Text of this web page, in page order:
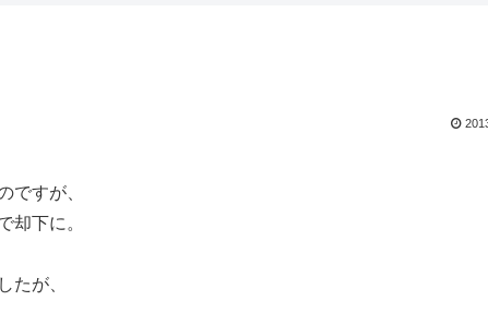
ですが、
却下に。
たが、